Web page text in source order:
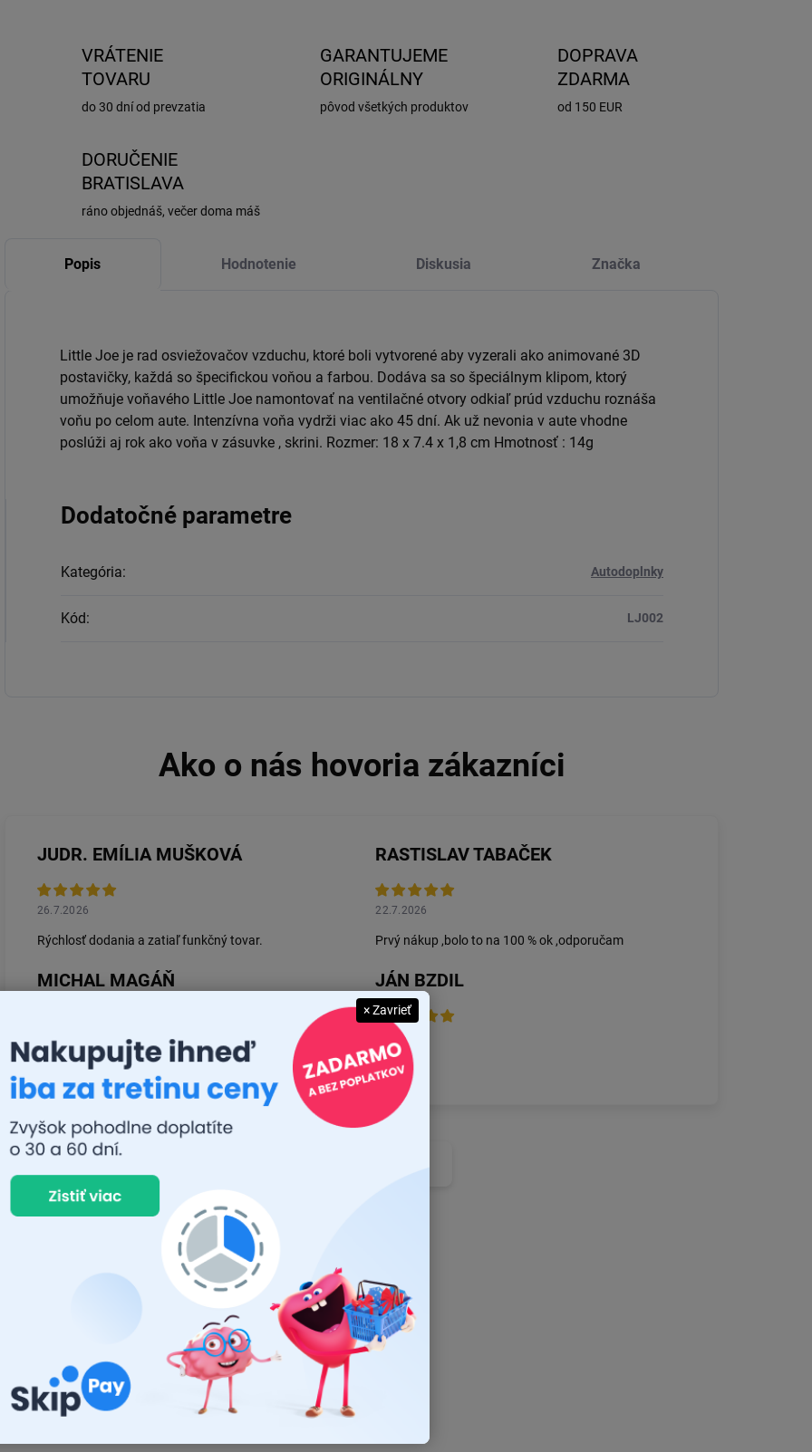
VRÁTENIE
TOVARU
do 30 dní od prevzatia
GARANTUJEME
ORIGINÁLNY
pôvod všetkých produktov
DOPRAVA
ZDARMA
od 150 EUR
DORUČENIE
BRATISLAVA
ráno objednáš, večer doma máš
Popis Hodnotenie Diskusia Značka
Little Joe je rad osviežovačov vzduchu, ktoré boli vytvorené aby vyzerali ako animované 3D
postavičky, každá so špecifickou voňou a farbou. Dodáva sa so špeciálnym klipom, ktorý
umožňuje voňavého Little Joe namontovať na ventilačné otvory odkiaľ prúd vzduchu roznáša
voňu po celom aute. Intenzívna voňa vydrži viac ako 45 dní. Ak už nevonia v aute vhodne
poslúži aj rok ako voňa v zásuvke , skrini. Rozmer: 18 x 7.4 x 1,8 cm Hmotnosť : 14g
Dodatočné parametre
Kategória: Autodoplnky
Kód: LJ002
JUDR. EMÍLIA MUŠKOVÁ
26.7.2026
Rýchlosť dodania a zatiaľ funkčný tovar.
RASTISLAV TABAČEK
22.7.2026
Prvý nákup ,bolo to na 100 % ok ,odporučam
MICHAL MAGÁŇ
Ok
JÁN BZDIL
14.7.2026
Super vec
× Zavrieť